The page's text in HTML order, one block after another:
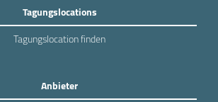
Tagungslocations
Tagungslocation finden
Anbieter